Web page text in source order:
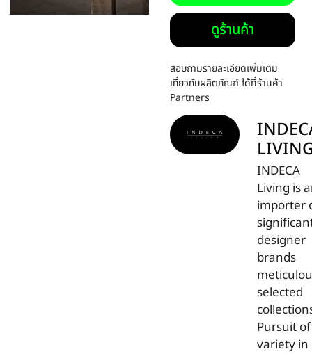
ดูร้านค้า
สอบถามรายละเอียดเพิ่มเติม
เกี่ยวกับผลิตภัณฑ์ ได้ที่ร้านค้า
Partners
INDECA
Living is
importer
designer
brands
selected
Pursuit of
variety in